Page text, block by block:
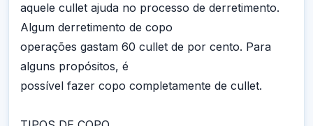
aquele cullet ajuda no processo de derretimento.
Algum derretimento de copo
operações gastam 60 cullet de por cento. Para
alguns propósitos, é
possível fazer copo completamente de cullet.